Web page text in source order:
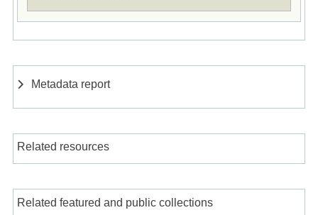
Metadata report
Related resources
Related featured and public collections